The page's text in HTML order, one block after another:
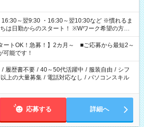
～翌9:30 ・16:30～翌10:30など ※慣れるま
からのスタート！ ※Wワーク希望の方へ
で希望する勤務時間と、もう1つのお仕事の勤務
週40時間を超える場合は応募できません。
ートOK！急募！】2カ月～ ■ご応募から最短2～
可能です！
/ 履歴書不要 / 40～50代活躍中 / 服装自由 / シフ
上の大量募集 / 電話対応なし / パソコンスキル
応募する 詳細へ